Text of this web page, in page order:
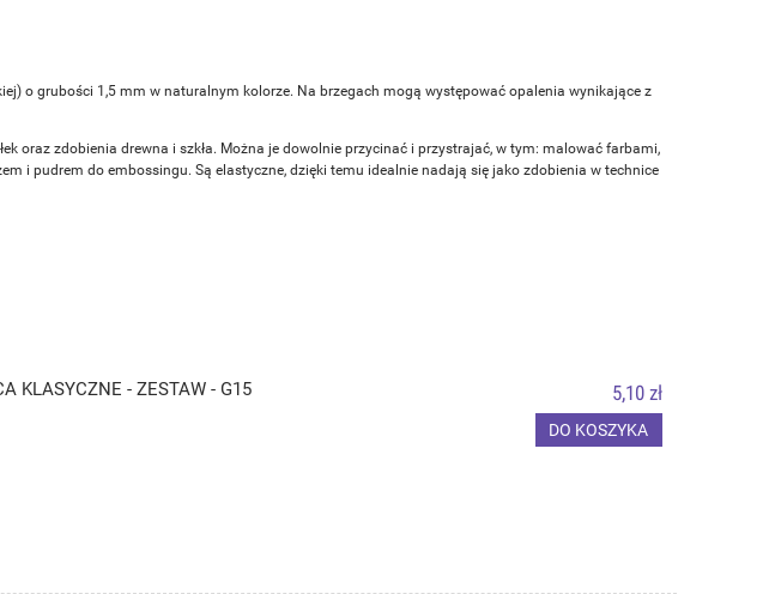
o grubości 1,5 mm w naturalnym kolorze. Na brzegach mogą występować opalenia wynikające z
oraz zdobienia drewna i szkła. Można je dowolnie przycinać i przystrajać, w tym: malować farbami,
i pudrem do embossingu. Są elastyczne, dzięki temu idealnie nadają się jako zdobienia w technice
KLASYCZNE - ZESTAW - G15 5,10 zł
DO KOSZYKA